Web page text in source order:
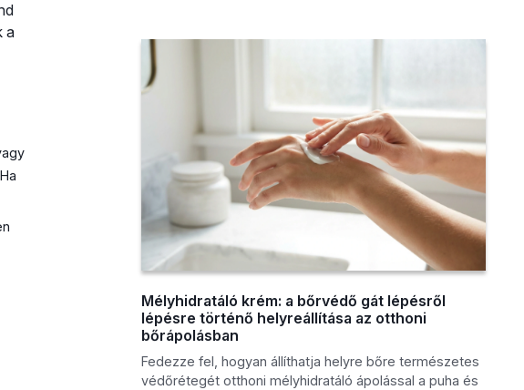
a
Mélyhidratáló krém: a bőrvédő gát lépésről
lépésre történő helyreállítása az otthoni
bőrápolásban
Fedezze fel, hogyan állíthatja helyre bőre természetes
védőrétegét otthoni mélyhidratáló ápolással a puha és